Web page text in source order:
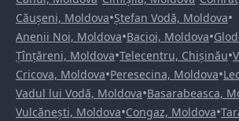
Căușeni, Moldova•Ștefan Vodă, Moldova•
Anenii Noi, Moldova•Bacioi, Moldova•
Țînțăreni, Moldova•Telecentru, Chișinău•
Cricova, Moldova•Peresecina, Moldova•
Vadul lui Vodă, Moldova•Basarabeasca,
Vulcănești, Moldova•Congaz, Moldova•